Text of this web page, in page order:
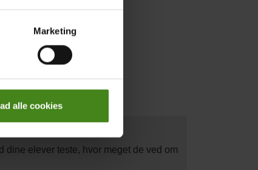
Marketing
alle cookies
dine elever teste, hvor meget de ved om